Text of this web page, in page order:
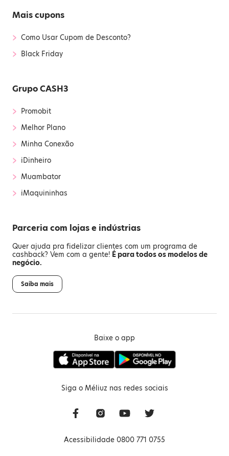
Mais cupons
› Como Usar Cupom de Desconto?
› Black Friday
Grupo CASH3
› Promobit
› Melhor Plano
› Minha Conexão
› iDinheiro
› Muambator
› iMaquininhas
Parceria com lojas e indústrias
Quer ajuda pra fidelizar clientes com um programa de
cashback? Vem com a gente! É para todos os modelos de
negócio.
Saiba mais
Baixe o app
Siga o Méliuz nas redes sociais
Acessibilidade 0800 771 0755